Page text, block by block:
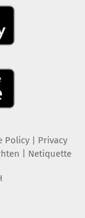
Policy| Privacy
| Netiquette